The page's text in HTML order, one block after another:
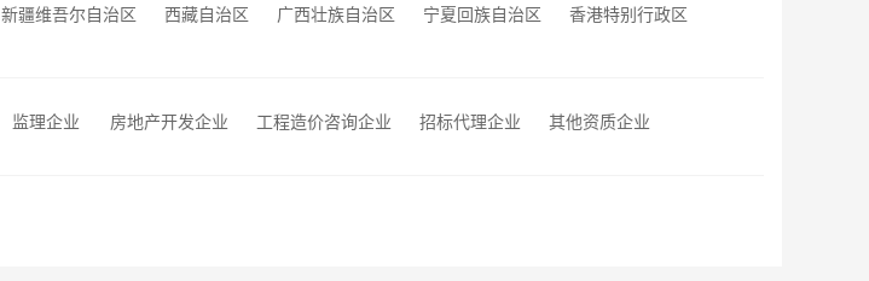
新疆维吾尔自治区 西藏自治区 广西壮族自治区 宁夏回族自治区
香港特别行政区
监理企业 房地产开发企业 工程造价咨询企业 招标代理企业 其他资质企业